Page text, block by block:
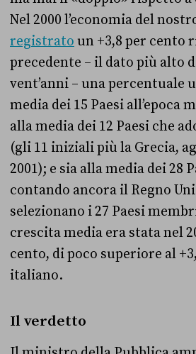
Nel 2000 l’economia del
registrato un +3,8 per cento
precedente – il dato più alto
vent’anni – una percentuale
media dei 15 Paesi all’epoca
alla media dei 12 Paesi che
(gli 11 iniziali più la Grecia,
2001); e sia alla media dei 28
contando ancora il Regno
selezionano i 27 Paesi
crescita media era stata nel
cento, di poco superiore al
italiano.
Il verdetto